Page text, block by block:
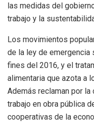
las medidas del
trabajo y la
Los movimientos
de la ley de emergencia
fines del 2016, y el
alimentaria que azota a
Además reclaman por
trabajo en obra pública
cooperativas de la